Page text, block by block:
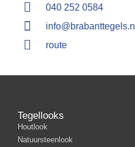
040 252 0584
info@brabanttegels.nl
route
Tegellooks
Houtlook
Natuursteenlook